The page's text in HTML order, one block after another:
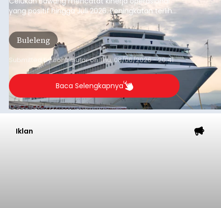
yang positif hingga Juli 2026. Peningkatan terlihat
dari arus kapal yang mencapai 1,48 juta Gross
Tonnage (GT), atau tumbuh 12,4 persen
dibandingkan periode yang sama tahun lalu
yang tercatat sebesar 1,32 juta GT.
Buleleng
Submitted bycontributoronThu, 08/06/2026 - 20:41
Baca Selengkapnya
Iklan